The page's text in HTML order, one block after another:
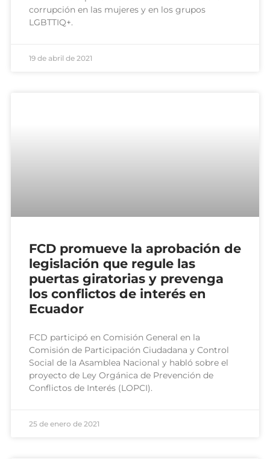
corrupción en las mujeres y en los grupos
LGBTTIQ+.
19 de abril de 2021
FCD promueve la aprobación de
legislación que regule las
puertas giratorias y prevenga
los conflictos de interés en
Ecuador
FCD participó en Comisión General en la
Comisión de Participación Ciudadana y Control
Social de la Asamblea Nacional y habló sobre el
proyecto de Ley Orgánica de Prevención de
Conflictos de Interés (LOPCI).
25 de enero de 2021